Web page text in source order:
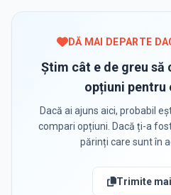
DĂ MAI DEPARTE
Știm cât e de greu să
opțiuni pentru
Dacă ai ajuns aici, probabil
compari opțiuni. Dacă ți-a
părinți care sunt în
Trimite